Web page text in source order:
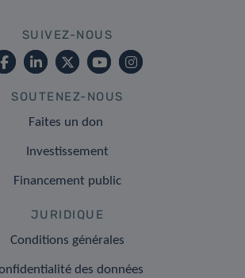
SUIVEZ-NOUS
SOUTENEZ-NOUS
Faites un don
Investissement
Financement public
JURIDIQUE
Conditions générales
des données